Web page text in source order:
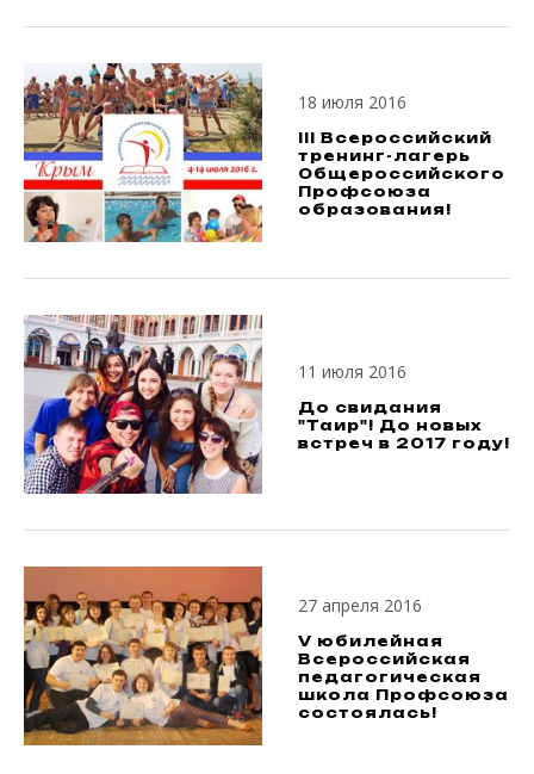
18 июля 2016
III Всероссийский
тренинг-лагерь
Общероссийского
Профсоюза
образования!
11 июля 2016
До свидания
"Таир"! До новых
встреч в 2017 году!
27 апреля 2016
V юбилейная
Всероссийская
педагогическая
школа Профсоюза
состоялась!